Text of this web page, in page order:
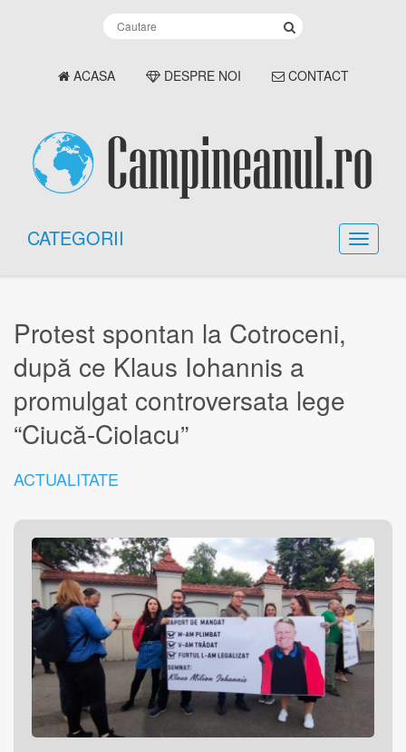
ACASA DESPRE NOI CONTACT
CATEGORII
Protest spontan la Cotroceni,
după ce Klaus Iohannis a
promulgat controversata lege
“Ciucă-Ciolacu”
ACTUALITATE